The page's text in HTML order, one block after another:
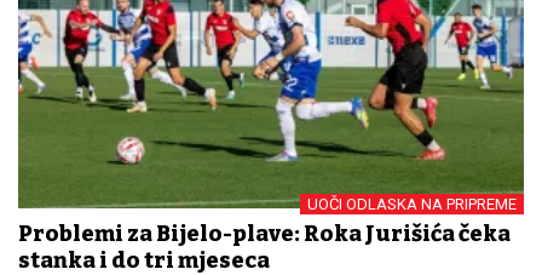
UOČI ODLASKA NA PRIPREME
Problemi za Bijelo-plave: Roka Jurišića čeka
stanka i do tri mjeseca